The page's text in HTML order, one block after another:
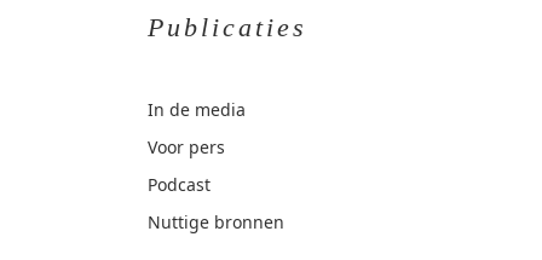
Publicaties
In de media
Voor pers
Podcast
Nuttige bronnen